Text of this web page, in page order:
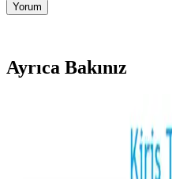
Yorum
Ayrıca Bakınız
İşçilik İçin Kritik Bilgiler
Kereste nem içeriği,